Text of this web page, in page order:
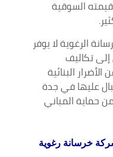
السوقية
الرغوية لا يوفر
تكاليف
البنائية
عليها في جدة
حماية المباني
خرسانة رغوية